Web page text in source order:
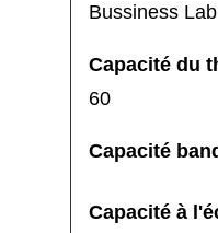
Bussiness Lab
60